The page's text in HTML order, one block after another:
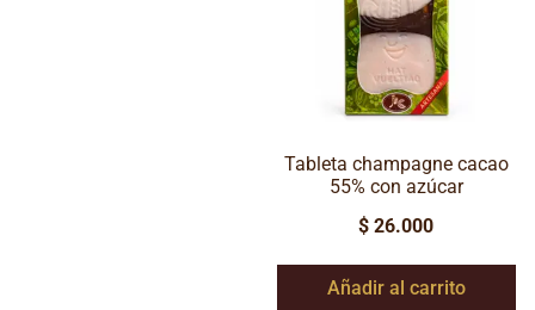
Tableta champagne cacao
55% con azúcar
$ 26.000
Añadir al carrito